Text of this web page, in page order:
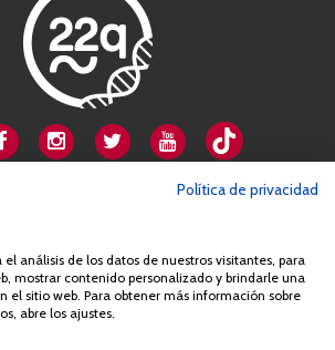
+34 663 812 863
Política de privacidad
análisis de los datos de nuestros visitantes, para
mostrar contenido personalizado y brindarle una
el sitio web. Para obtener más información sobre
abre los ajustes.